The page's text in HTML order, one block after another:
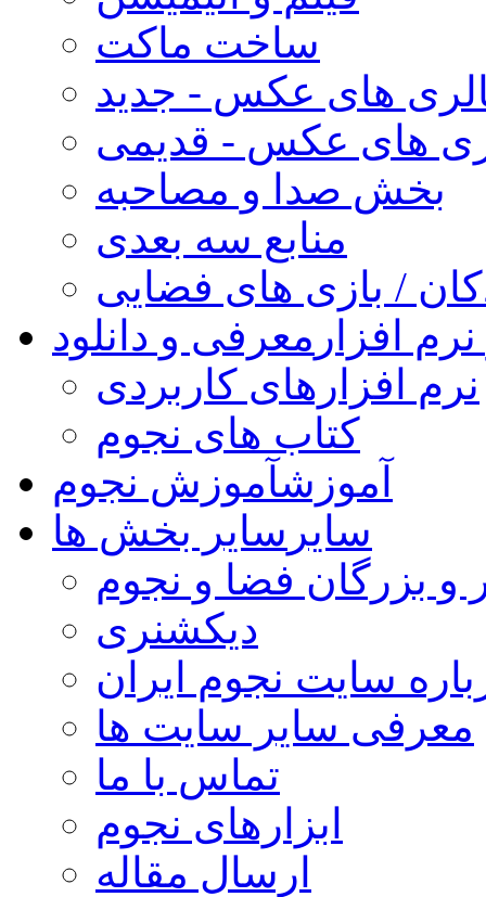
ساخت ماکت
های عکس - جدید
های عکس - قدیمی
بخش صدا و مصاحبه
منابع سه بعدی
/ بازی های فضایی
افزار معرفی و دانلود
نرم افزارهای کاربردی
کتاب های نجوم
آموزشآموزش نجوم
سایر سایر بخش ها
و بزرگان فضا و نجوم
دیکشنری
سایت نجوم ایران
معرفی سایر سایت ها
تماس با ما
ابزارهای نجوم
ارسال مقاله